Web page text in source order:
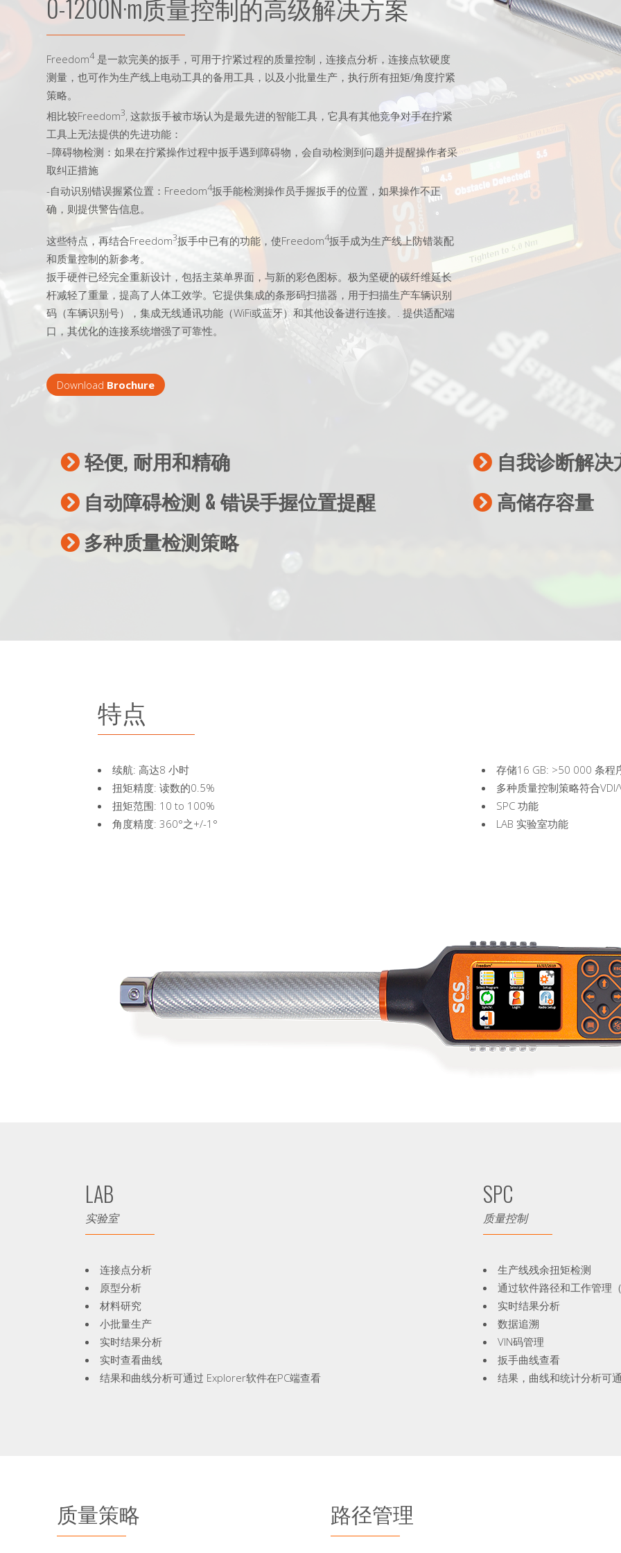
0-1200N·m质量控制的高级解决方案
Freedom4是一款完美的扳手，可用于拧紧过程的质量控制，连接点分析，连接点软硬度
测量，也可作为生产线上电动工具的备用工具，以及小批量生产，执行所有扭矩/角度拧紧
策略。
相比较Freedom3, 这款扳手被市场认为是最先进的智能工具，它具有其他竞争对手在拧紧
工具上无法提供的先进功能：
–障碍物检测：如果在拧紧操作过程中扳手遇到障碍物，会自动检测到问题并提醒操作者采
取纠正措施
-自动识别错误握紧位置：Freedom4扳手能检测操作员手握扳手的位置，如果操作不正
确，则提供警告信息。
这些特点，再结合Freedom3扳手中已有的功能，使Freedom4扳手成为生产线上防错装配
和质量控制的新参考。
扳手硬件已经完全重新设计，包括主菜单界面，与新的彩色图标。极为坚硬的碳纤维延长
杆减轻了重量，提高了人体工效学。它提供集成的条形码扫描器，用于扫描生产车辆识别
码（车辆识别号），集成无线通讯功能（WiFi或蓝牙）和其他设备进行连接。. 提供适配端
口，其优化的连接系统增强了可靠性。
Download Brochure
轻便, 耐用和精确
自动障碍检测 & 错误手握位置提醒
多种质量检测策略
自我诊断解决
高储存容量
特点
续航: 高达8 小时
扭矩精度: 读数的0.5%
扭矩范围: 10 to 100%
角度精度: 360°之+/-1°
存储16 GB: >50 000 条程
多种质量控制策略符合
SPC 功能
LAB 实验室功能
LAB
实验室
连接点分析
原型分析
材料研究
小批量生产
实时结果分析
实时查看曲线
结果和曲线分析可通过 Explorer软件在PC端查看
SPC
质量控制
生产线残余扭矩检测
通过软件路径和工作管理
实时结果分析
数据追溯
VIN码管理
扳手曲线查看
结果，曲线和统计分析可
质量策略 路径管理